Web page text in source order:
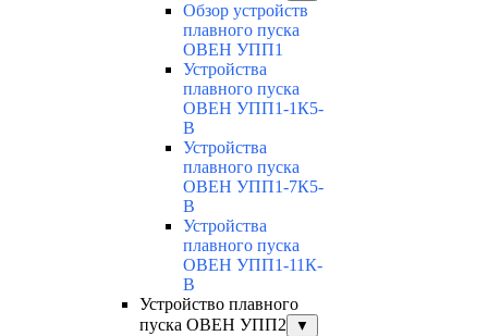
Обзор устройств
плавного пуска
ОВЕН УПП1
Устройства
плавного пуска
ОВЕН УПП1-1К5-
В
Устройства
плавного пуска
ОВЕН УПП1-7К5-
В
Устройства
плавного пуска
ОВЕН УПП1-11К-
В
Устройство плавного
пуска ОВЕН УПП2
▼